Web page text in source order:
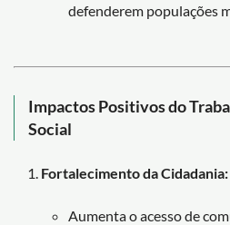
defenderem populações
Impactos Positivos do
Social
Fortalecimento da Cidadania:
Aumenta o acesso de